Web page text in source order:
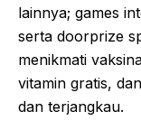
lainnya; games
serta doorprize
menikmati
vitamin gratis,
dan terjangkau.